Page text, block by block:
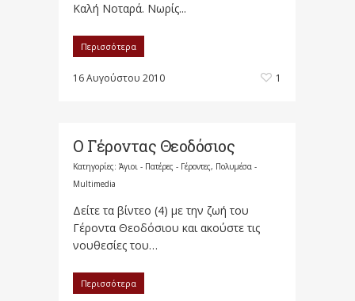
Καλή Νοταρά. Νωρίς...
Περισσότερα
16 Αυγούστου 2010 1
Ο Γέροντας Θεοδόσιος
Κατηγορίες: Άγιοι - Πατέρες - Γέροντες, Πολυμέσα -
Multimedia
Δείτε τα βίντεο (4) με την ζωή του
Γέροντα Θεοδόσιου και ακούστε τις
νουθεσίες του…
Περισσότερα